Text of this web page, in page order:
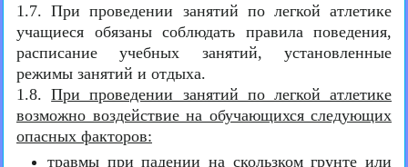
1.7. При проведении занятий по легкой атлетике
учащиеся обязаны соблюдать правила поведения,
расписание учебных занятий, установленные
режимы занятий и отдыха.
1.8.При проведении занятий по легкой атлетике
возможно воздействие на обучающихся следующих
опасных факторов:
травмы при падении на скользком грунте или